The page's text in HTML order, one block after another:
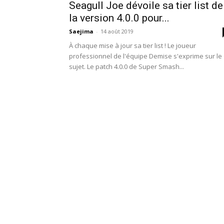
Seagull Joe dévoile sa tier list de
la version 4.0.0 pour...
Saejima - 14 août 2019
À chaque mise à jour sa tier list ! Le joueur
professionnel de l'équipe Demise s'exprime sur le
sujet. Le patch 4.0.0 de Super Smash...